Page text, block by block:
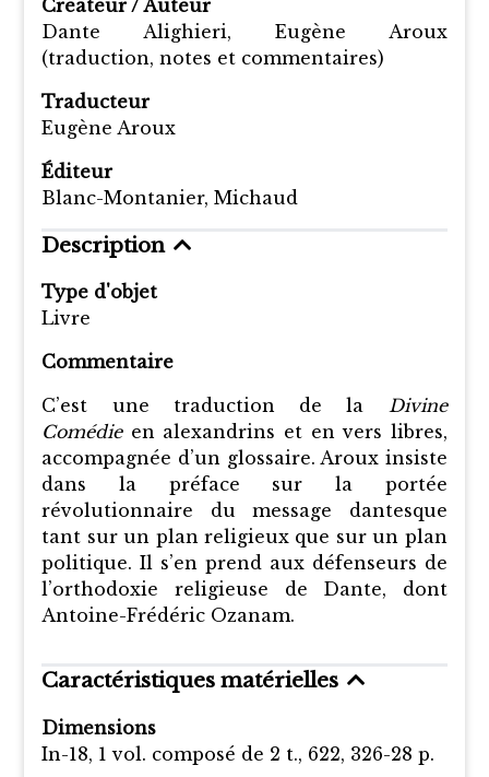
Créateur / Auteur
Dante Alighieri, Eugène Aroux
(traduction, notes et commentaires)
Traducteur
Eugène Aroux
Éditeur
Blanc-Montanier, Michaud
Description
Type d'objet
Livre
Commentaire
C’est une traduction de la Divine
Comédie en alexandrins et en vers libres,
accompagnée d’un glossaire. Aroux insiste
dans la préface sur la portée
révolutionnaire du message dantesque
tant sur un plan religieux que sur un plan
politique. Il s’en prend aux défenseurs de
l’orthodoxie religieuse de Dante, dont
Antoine-Frédéric Ozanam.
Caractéristiques matérielles
Dimensions
In-18, 1 vol. composé de 2 t., 622, 326-28 p.